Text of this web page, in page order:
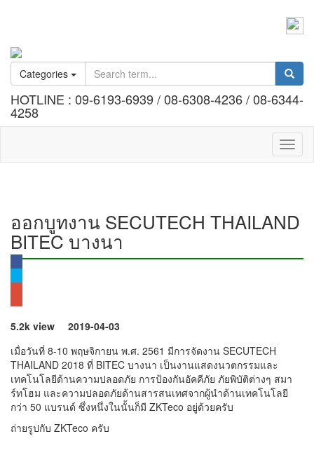
Categories
HOTLINE : 09-6193-6939 / 08-6308-4236 / 08-6344-
4258
ออกบูทงาน SECUTECH THAILAND
BITEC บางนา
5.2k view
2019-04-03
เมื่อวันที่ 8-10 พฤษจิกายน พ.ศ. 2561 มีการจัดงาน SECUTECH
THAILAND 2018 ที่ BITEC บางนา เป็นงานแสดงนวตกรรมและ
เทคโนโลยีด้านความปลอดภัย การป้องกันอัคคีภัย ภัยพิบัติต่างๆ สมา
ร์ทโฮม และความปลอดภัยด้านสารสนเทศจากผู้นำด้านเทคโนโลยี
กว่า 50 แบรนด์ ซึ่งหนึ่งในนั้นก็มี ZKTeco อยู่ด้วยครับ
ถ่ายรูปกับ ZKTeco ครับ